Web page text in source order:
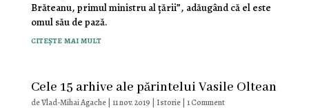
Brăteanu, primul ministru al ţării”, adăugând că el este
omul său de pază.
citește mai mult
Cele 15 arhive ale părintelui Vasile Oltean
deVlad-Mihai Agache| 11 nov. 2019 Istorie| 1 Comment